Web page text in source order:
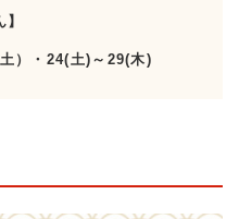
）・24(土)～29(木)